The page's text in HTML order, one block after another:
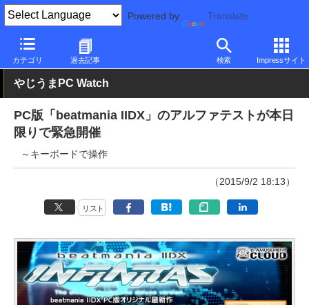
Powered by Translate
カテゴリ 過去記事 検索 Impressサイト
PC Watch ソフトウェア/アプリ 他ソフト/アプリ その他
やじうまPC Watch
PC版「beatmania IIDX」のアルファテストが本日
限りで緊急開催
～キーボードで操作
（2015/9/2 18:13）
リスト